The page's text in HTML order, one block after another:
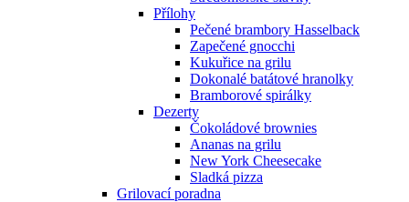
Přílohy
Pečené brambory Hasselback
Zapečené gnocchi
Kukuřice na grilu
Dokonalé batátové hranolky
Bramborové spirálky
Dezerty
Čokoládové brownies
Ananas na grilu
New York Cheesecake
Sladká pizza
Grilovací poradna